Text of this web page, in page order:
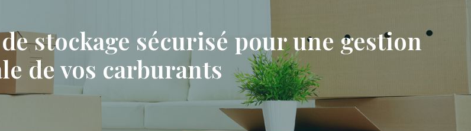
stockage sécurisé pour une gestion
de vos carburants